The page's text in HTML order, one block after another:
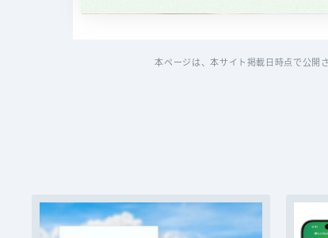
本ページは、本サイト掲載日時点で公開